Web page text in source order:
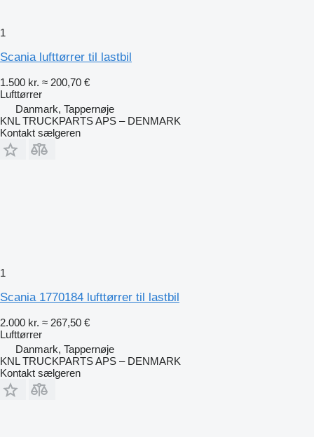
1
Scania lufttørrer til lastbil
1.500 kr. ≈ 200,70 €
Lufttørrer
Danmark, Tappernøje
KNL TRUCKPARTS APS – DENMARK
Kontakt sælgeren
1
Scania 1770184 lufttørrer til lastbil
2.000 kr. ≈ 267,50 €
Lufttørrer
Danmark, Tappernøje
KNL TRUCKPARTS APS – DENMARK
Kontakt sælgeren